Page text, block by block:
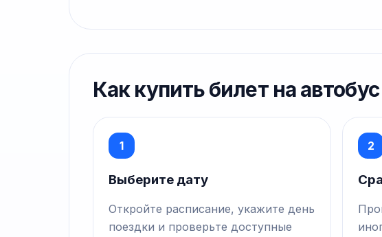
Как купить билет на
1
Выберите дату
Откройте расписание, укажите день
поездки и проверьте доступные
2